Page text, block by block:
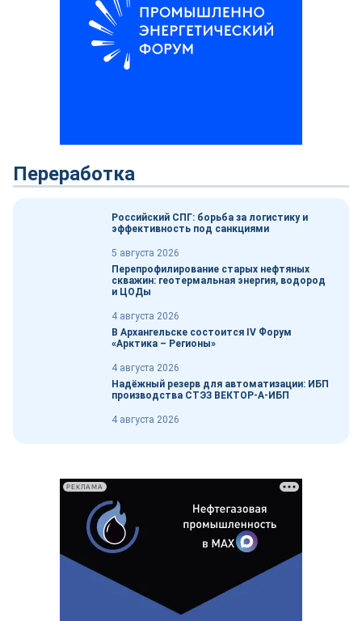
Переработка
Российский СПГ: борьба за логистику и
эффективность под санкциями
5 августа 2026
Перепрофилирование старых нефтяных
скважин: геотермальная энергия, водород
и ЦОДы
4 августа 2026
В Архангельске состоится IV Форум
«Арктика – Регионы»
4 августа 2026
Надёжный резерв для автоматизации: ИБП
производства СТЭЗ ВЕКТОР-А-ИБП
4 августа 2026
РЕКЛАМА